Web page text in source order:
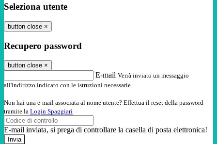
Seleziona utente
button close ×
Recupero password
button close ×
E-mail Verrà inviato un messaggio
all'indirizzo indicato con le istruzioni necessarie.
Non hai una e-mail associata al nome utente? Effettua il reset della password
tramite la Login Spaggiari
E-mail inviata, si prega di controllare la casella di posta elettronica!